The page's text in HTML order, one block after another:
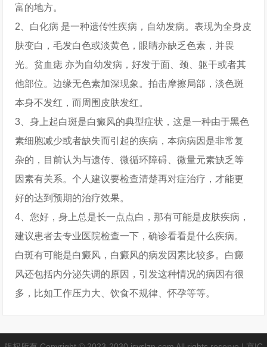
富的地方。
2、白化病 是一种遗传性疾病，自幼发病。表现为全身皮
肤变白，毛发白色或淡黄色，眼睛亦缺乏色素，并畏
光。贫血痣 亦为自幼发病，好发于面、颈、躯干或者其
他部位。边缘无色素加深现象。拍击摩擦局部，淡色斑
本身不发红，而周围皮肤发红。
3、身上起白斑是白癜风的典型症状，这是一种由于黑色
素细胞减少或者缺失而引起的疾病，本病病因是非常复
杂的，目前认为与遗传、微循环障碍、微量元素缺乏等
因素有关系。个人建议要检查清楚再对症治疗，才能更
好的达到预期的治疗效果。
4、您好，身上总是长一点点白，那有可能是皮肤疾病，
建议患者去专业医院检查一下，确诊看看是什么疾病。
白斑有可能是白癜风，白癜风的病发因素比较多。白癜
风还包括内分泌失调的原因，引发这种情况的病因有很
多，比如工作压力大、饮食不规律、怀孕等等。